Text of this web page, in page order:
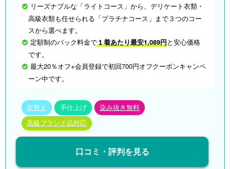
リーズナブルな「ライトコース」から、デリケート衣類・
高級衣類も任せられる「プラチナコース」まで３つのコー
スから選べます。
定額制のパック料金で１着あたり最安1,089円と安心価格
です。
最大20％オフ+会員登録で初回700円オフクーポンキャンペ
ーン中です。
衣替え 手仕上げ 染み抜き無料
高級ブランド品対応
口コミ・評判を見る